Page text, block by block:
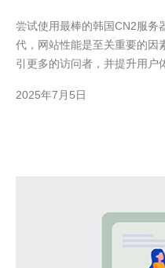
尝试使用最棒的韩国CN2服务器提升网站
代，网站性能是至关重要的因
引更多的访问者，并提升用户
CN2服务器来提升网站性能。 韩国CN2服务器是指在韩国境内的
2025年7月5日